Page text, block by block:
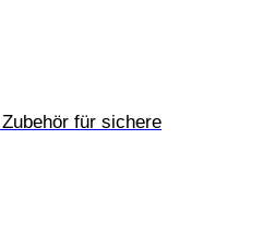
für sichere